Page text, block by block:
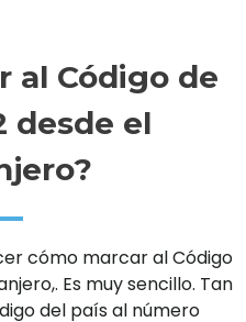
al Código de
desde el
cómo marcar al Código
Es muy sencillo. Tan
del país al número